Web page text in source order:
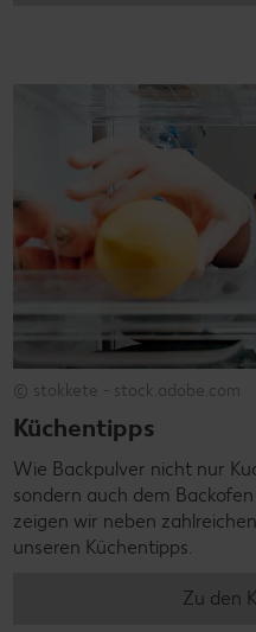
© stokkete - stock.adobe.com
Küchentipps
Wie Backpulver nicht nur
sondern auch dem
zeigen wir neben
unseren Küchentipps.
Zu den